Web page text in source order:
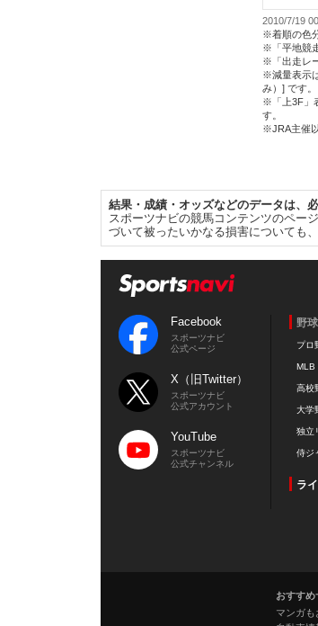
2010/7/19
※着順の色
※「平地競
※「出走レ
※減量表示
み）] です。
※「上3F」
す。
※JRA主催
結果・成績・オッズなどのデータは、
スポーツナビの競馬コンテンツのペー
づいて被ったいかなる損害についても
Facebook
スポーツナビ
公式ページ
X（旧Twitter）
スポーツナビ
公式アカウント
YouTube
スポーツナビ
公式チャンネル
野球
プロ
MLB
高校
大学
独立
侍ジ
ラ
おすすめ
マンガ